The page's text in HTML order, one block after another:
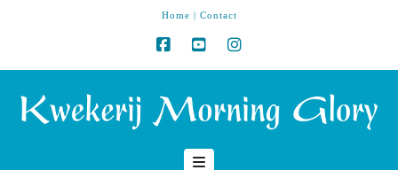
Home | Contact
Navigation